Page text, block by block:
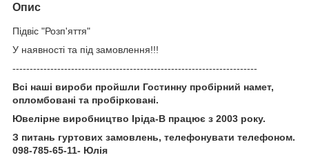
Опис
Підвіс "Розп'яття"
У наявності та під замовлення!!!
-----------------------------------------------------------------------
Всі наші вироби пройшли Гостинну пробірний намет,
опломбовані та пробірковані.
Ювелірне виробництво Іріда-В працює з 2003 року.
З питань гуртових замовлень, телефонувати телефоном.
098-785-65-11- Юлія